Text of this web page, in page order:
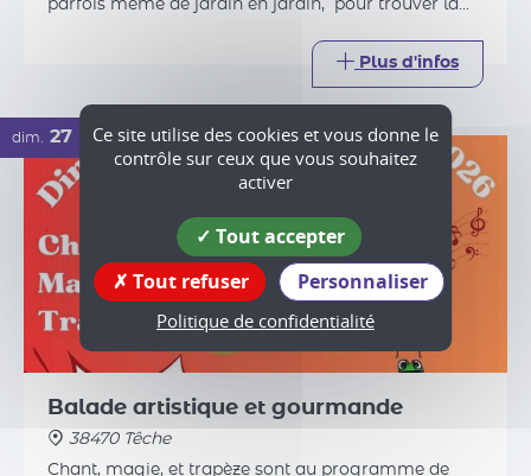
Balade artistique et gourmande
38470 Têche
Chant, magie, et trapèze sont au programme de
cette nouvelle balade artistique et gourmande ! 4
départs : 9h-9h30-10h-10h30 - inscriptions
conseillées - à l'arrivée : pâtes bio accompagnées de
produits locaux (pain, fromage, fruit)
04 DÉC.
Ce site utilise des cookies et vous donne le
contrôle sur ceux que vous souhaitez
activer
Tout accepter
Tout refuser
Personnaliser
Politique de confidentialité